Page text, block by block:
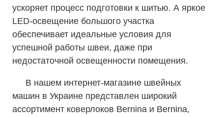
ускоряет процесс подготовки к шитью. А яркое
LED-освещение большого участка
обеспечивает идеальные условия для
успешной работы швеи, даже при
недостаточной освещенности помещения.
В нашем интернет-магазине швейных
машин в Украине представлен широкий
ассортимент коверлоков Bernina и Bernina,